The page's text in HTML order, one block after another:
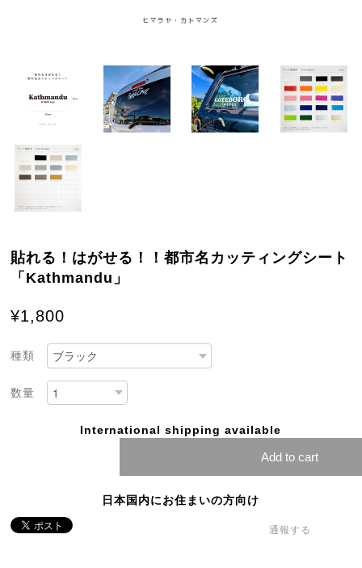
貼れる！はがせる！！都市名カッティングシート
「Kathmandu」
¥1,800
種類
数量
International shipping available
Add to cart
日本国内にお住まいの方向け
通報する